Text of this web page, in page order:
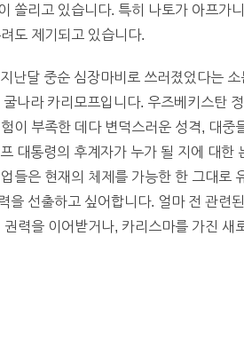
쏠리고 있습니다. 특히 나토가 아프가
도 제기되고 있습니다.
난달 중순 심장마비로 쓰러졌었다는
나라 카리모프입니다. 우즈베키스탄
이 부족한 데다 변덕스러운 성격, 대
대통령의 후계자가 누가 될 지에 대
들은 현재의 체제를 가능한 한 그대
을 선출하고 싶어합니다. 얼마 전 관련
력을 이어받거나, 카리스마를 가진